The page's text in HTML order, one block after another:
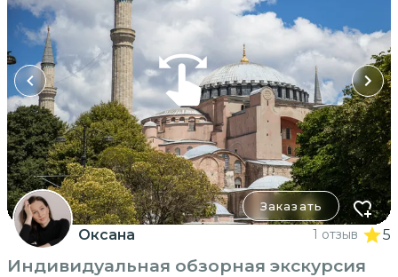
Заказать
Оксана 1 отзыв 5
Индивидуальная обзорная экскурсия